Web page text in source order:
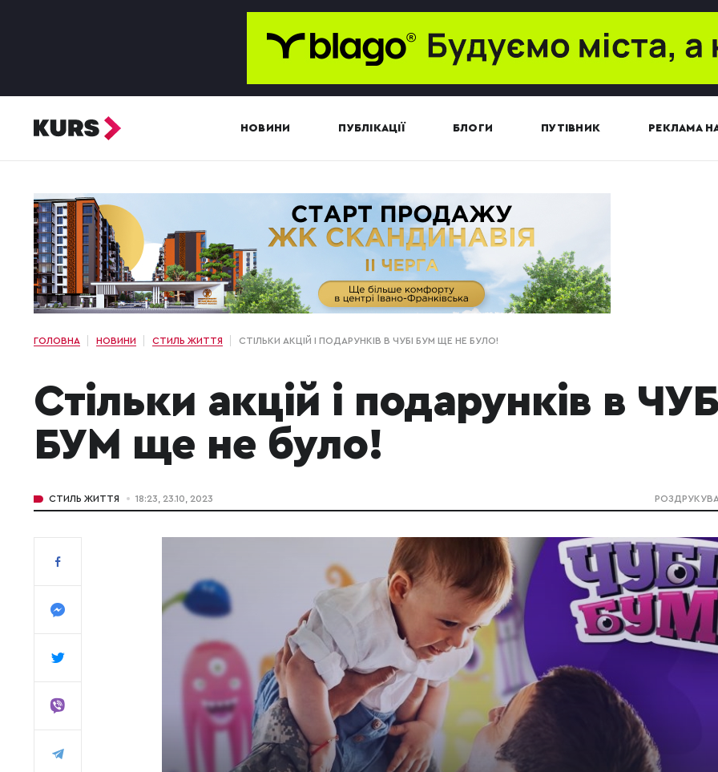
НОВИНИ ПУБЛІКАЦІЇ БЛОГИ ПУТІВНИК РЕКЛАМА
ГОЛОВНА НОВИНИ СТИЛЬ ЖИТТЯ СТІЛЬКИ АКЦІЙ І ПОДАРУНКІВ В ЧУБІ БУМ ЩЕ НЕ БУЛО!
Стільки акцій і подарунків в
БУМ ще не було!
СТИЛЬ ЖИТТЯ 18:23, 23.10, 2023